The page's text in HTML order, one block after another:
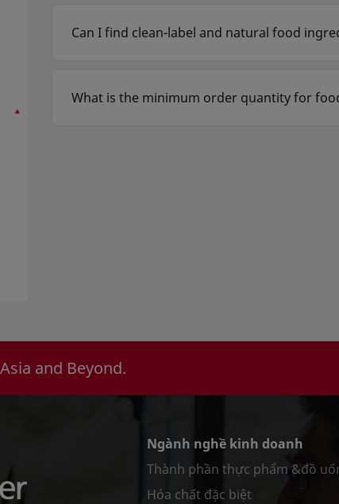
Can I find clean-label and natural food
What is the minimum order quantity for
and Beyond.
Ngành nghề kinh doanh
Thành phần thực phẩm &đồ
Hóa chất đặc biệt